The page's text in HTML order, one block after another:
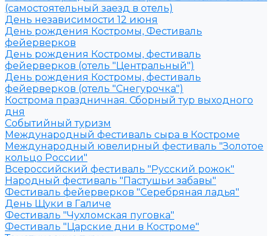
(самостоятельный заезд в отель)
День независимости 12 июня
День рождения Костромы, Фестиваль
фейерверков
День рождения Костромы, фестиваль
фейерверков (отель "Центральный")
День рождения Костромы, фестиваль
фейерверков (отель "Снегурочка")
Кострома праздничная. Сборный тур выходного
дня
Событийный туризм
Международный фестиваль сыра в Костроме
Международный ювелирный фестиваль "Золотое
кольцо России"
Всероссийский фестиваль "Русский рожок"
Народный фестиваль "Пастушьи забавы"
Фестиваль фейерверков "Серебряная ладья"
День Щуки в Галиче
Фестиваль "Чухломская пуговка"
Фестиваль "Царские дни в Костроме"